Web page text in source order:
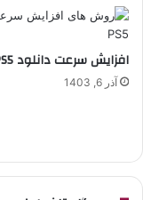
افزایش سرعت دانلود PS5
آذر 6, 1403